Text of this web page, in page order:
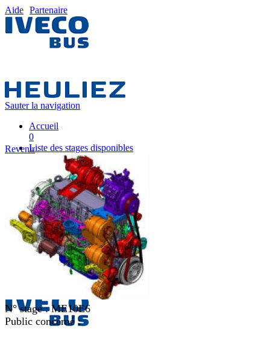
Aide Partenaire
Sauter la navigation
Accueil
0
Liste des stages disponibles
Liste des stages
0
Nos équipes pédagogiques
0
IVECO FRANCE
0
Mon plan de formation
0
Partenaire
Revenir
N° stage :ME10E6
Public concerné :